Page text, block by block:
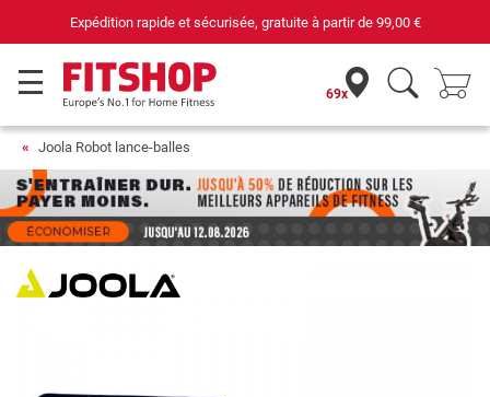
Expédition rapide et sécurisée, gratuite à partir de 99,00 €
69x
Joola Robot lance-balles